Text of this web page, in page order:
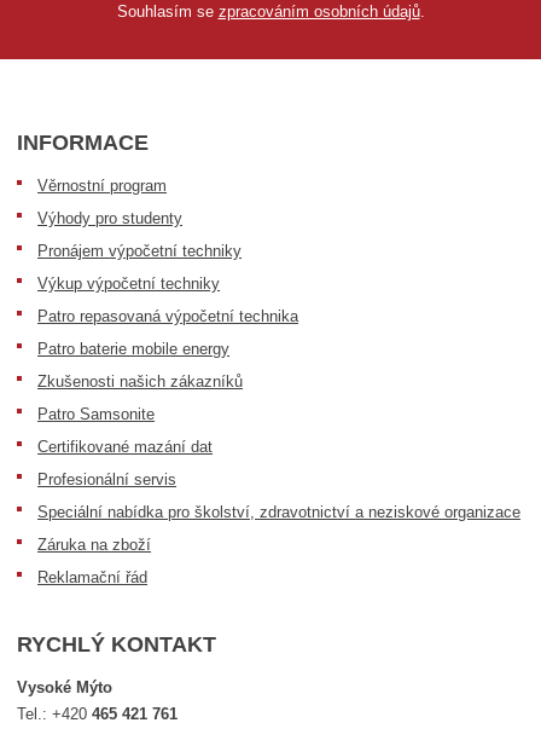
Souhlasím se zpracováním osobních údajů.
INFORMACE
Věrnostní program
Výhody pro studenty
Pronájem výpočetní techniky
Výkup výpočetní techniky
Patro repasovaná výpočetní technika
Patro baterie mobile energy
Zkušenosti našich zákazníků
Patro Samsonite
Certifikované mazání dat
Profesionální servis
Speciální nabídka pro školství, zdravotnictví a neziskové organizace
Záruka na zboží
Reklamační řád
RYCHLÝ KONTAKT
Vysoké Mýto
Tel.:+420465 421 761